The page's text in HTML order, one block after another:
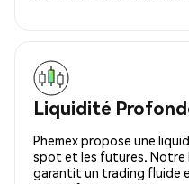
Liquidité
Phemex propose une
spot et les futures. Notre
garantit un trading fluide